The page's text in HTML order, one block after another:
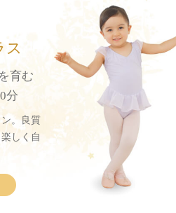
ス
育む
分
。良質
しく自